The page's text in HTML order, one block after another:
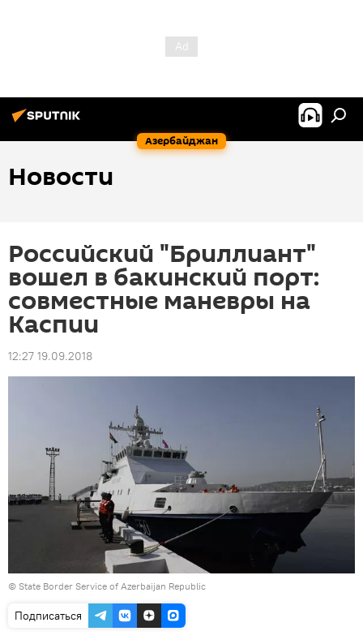
Азербайджан
Новости
Российский "Бриллиант"
вошел в бакинский порт:
совместные маневры на
Каспии
12:27 19.09.2018
© State Border Service of Azerbaijan Republic
Подписаться